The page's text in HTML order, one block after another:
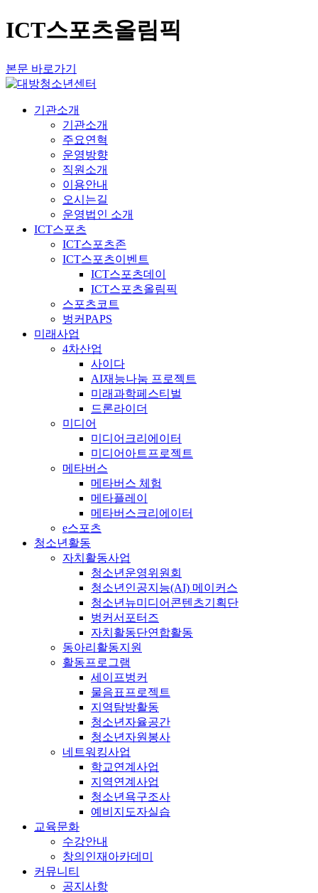
ICT스포츠올림픽
본문 바로가기
기관소개
기관소개
주요연혁
운영방향
직원소개
이용안내
오시는길
운영법인 소개
ICT스포츠
ICT스포츠존
ICT스포츠이벤트
ICT스포츠데이
ICT스포츠올림픽
스포츠코트
벙커PAPS
미래사업
4차산업
사이다
AI재능나눔 프로젝트
미래과학페스티벌
드론라이더
미디어
미디어크리에이터
미디어아트프로젝트
메타버스
메타버스 체험
메타플레이
메타버스크리에이터
e스포츠
청소년활동
자치활동사업
청소년운영위원회
청소년인공지능(AI) 메이커스
청소년뉴미디어콘텐츠기획단
벙커서포터즈
자치활동단연합활동
동아리활동지원
활동프로그램
세이프벙커
물음표프로젝트
지역탐방활동
청소년자율공간
청소년자원봉사
네트워킹사업
학교연계사업
지역연계사업
청소년욕구조사
예비지도자실습
교육문화
수강안내
창의인재아카데미
커뮤니티
공지사항